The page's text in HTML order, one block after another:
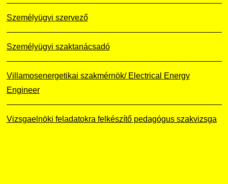
Személyügyi szervező
Személyügyi szaktanácsadó
Villamosenergetikai szakmérnök/ Electrical Energy
Engineer
Vizsgaelnöki feladatokra felkészítő pedagógus szakvizsga